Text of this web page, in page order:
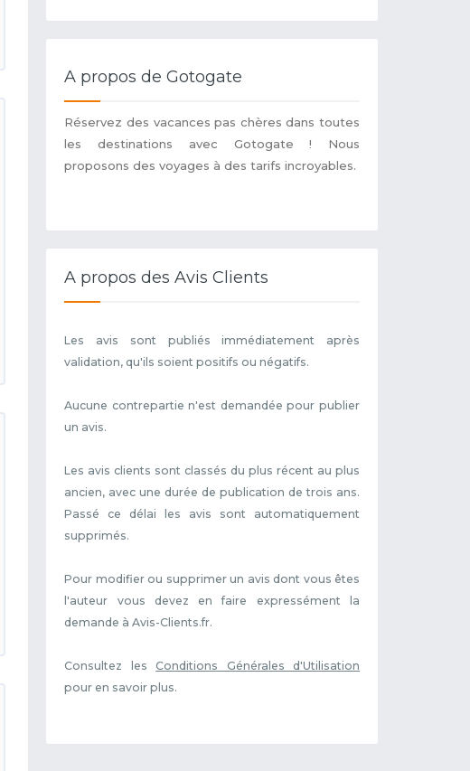
A propos de Gotogate
Réservez des vacances pas chères dans toutes
les destinations avec Gotogate ! Nous
proposons des voyages à des tarifs incroyables.
A propos des Avis Clients
Les avis sont publiés immédiatement après
validation, qu'ils soient positifs ou négatifs.
Aucune contrepartie n'est demandée pour publier
un avis.
Les avis clients sont classés du plus récent au plus
ancien, avec une durée de publication de trois ans.
Passé ce délai les avis sont automatiquement
supprimés.
Pour modifier ou supprimer un avis dont vous êtes
l'auteur vous devez en faire expressément la
demande à Avis-Clients.fr.
Consultez lesConditions Générales d'Utilisation
pour en savoir plus.